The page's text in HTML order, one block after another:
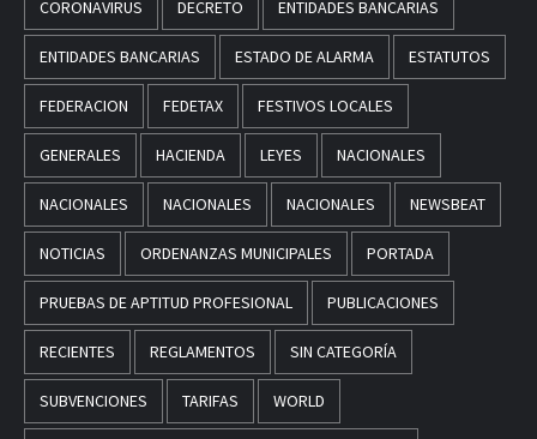
CORONAVIRUS DECRETO ENTIDADES BANCARIAS
ENTIDADES BANCARIAS ESTADO DE ALARMA ESTATUTOS
FEDERACION FEDETAX FESTIVOS LOCALES
GENERALES HACIENDA LEYES NACIONALES
NACIONALES NACIONALES NACIONALES NEWSBEAT
NOTICIAS ORDENANZAS MUNICIPALES PORTADA
PRUEBAS DE APTITUD PROFESIONAL PUBLICACIONES
RECIENTES REGLAMENTOS SIN CATEGORÍA
SUBVENCIONES TARIFAS WORLD